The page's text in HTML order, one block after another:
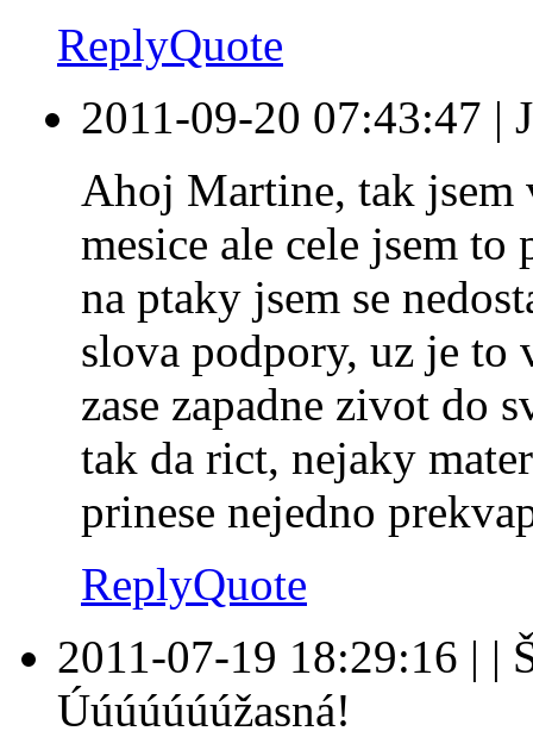
ReplyQuote
2011-09-20 07:43:47 |
Ahoj Martine, tak jsem
mesice ale cele jsem to
na ptaky jsem se
slova podpory, uz je to
zase zapadne zivot do
tak da rict, nejaky
prinese nejedno
ReplyQuote
2011-07-19 18:29:16 | |
Úúúúúúúžasná!